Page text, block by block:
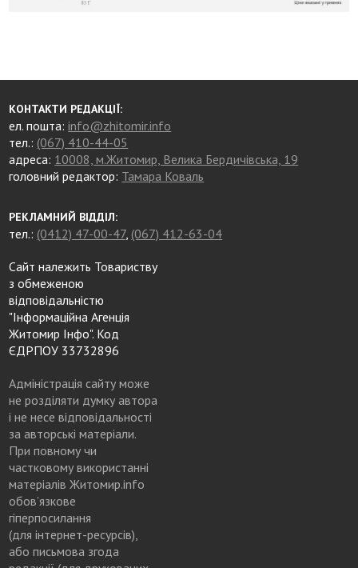
КОНТАКТИ РЕДАКЦІЇ:
ел. пошта:info@zhitomir.info
тел.: (067) 410-44-05
адреса: 10008, м.Житомир, Велика Бердичівська, 19
головний редактор: Тамара Коваль
РЕКЛАМНИЙ ВІДДІЛ:
тел.: (0412) 47-00-47, (067) 412-63-04
Сайт належить Товариству
з обмеженою
відповідальністю
"Інформаційна Агенція
Житомир Інфо". Код
ЄДРПОУ 33732896
Адміністрація сайту може
не розділяти думку автора
і не несе відповідальності
за авторські матеріали.
При повному чи
частковому використанні
матеріалів Житомир.info
обов’язкове
гіперпосилання
(для інтернет-ресурсів),
або письмова згода